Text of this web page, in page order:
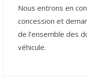
Nous entrons en
concession et
de l’ensemble des
véhicule.